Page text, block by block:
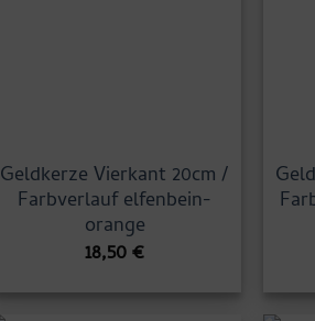
Geldkerze Vierkant 20cm /
Farbverlauf elfenbein-
orange
18,50€